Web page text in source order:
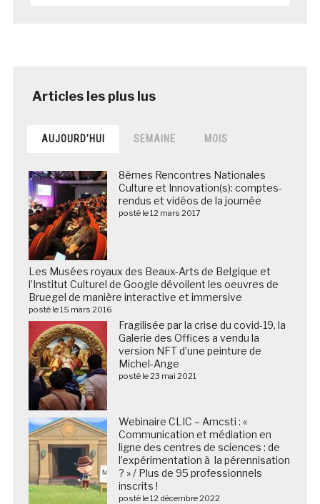
AUJOURD’HUI SEMAINE MOIS
8èmes Rencontres Nationales
Culture et Innovation(s): comptes-
rendus et vidéos de la journée
posté le 12 mars 2017
Les Musées royaux des Beaux-Arts de Belgique et
l’Institut Culturel de Google dévoilent les oeuvres de
Bruegel de manière interactive et immersive
posté le 15 mars 2016
Fragilisée par la crise du covid-19, la
Galerie des Offices a vendu la
version NFT d’une peinture de
Michel-Ange
posté le 23 mai 2021
Webinaire CLIC – Amcsti : «
Communication et médiation en
ligne des centres de sciences : de
l’expérimentation à la pérennisation
? » / Plus de 95 professionnels
inscrits !
posté le 12 décembre 2022